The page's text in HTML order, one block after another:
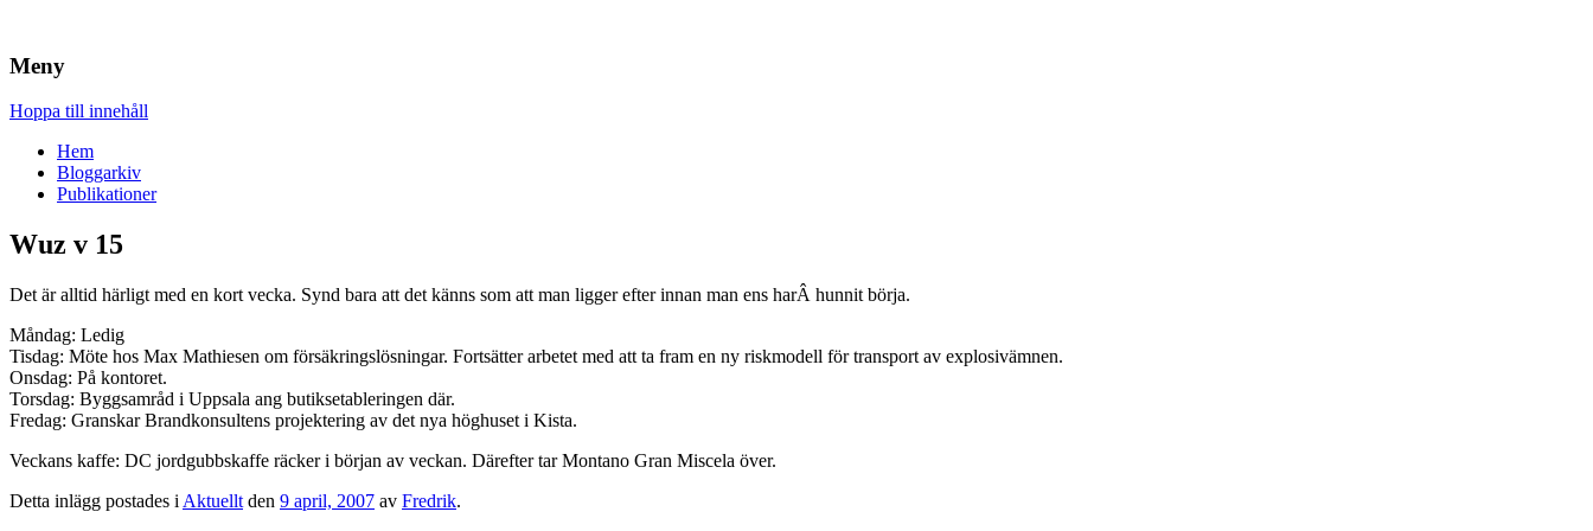
Wuz
Meny
Hoppa till innehåll
Hem
Bloggarkiv
Publikationer
Wuz v 15
Det är alltid härligt med en kort vecka. Synd bara att det känns som att man ligger efter innan man ens harÂ hunnit börja.
Måndag: Ledig
Tisdag: Möte hos Max Mathiesen om försäkringslösningar. Fortsätter arbetet med att ta fram en ny riskmodell för transport av explosivämnen.
Onsdag: På kontoret.
Torsdag: Byggsamråd i Uppsala ang butiksetableringen där.
Fredag: Granskar Brandkonsultens projektering av det nya höghuset i Kista.
Veckans kaffe: DC jordgubbskaffe räcker i början av veckan. Därefter tar Montano Gran Miscela över.
Detta inlägg postades i Aktuellt den 9 april, 2007 av Fredrik.